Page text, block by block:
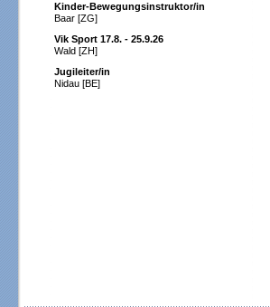
Kinder‑Bewegungsinstruktor/in
Baar [ZG]
Vik Sport 17.8. - 25.9.26
Wald [ZH]
Jugileiter/in
Nidau [BE]